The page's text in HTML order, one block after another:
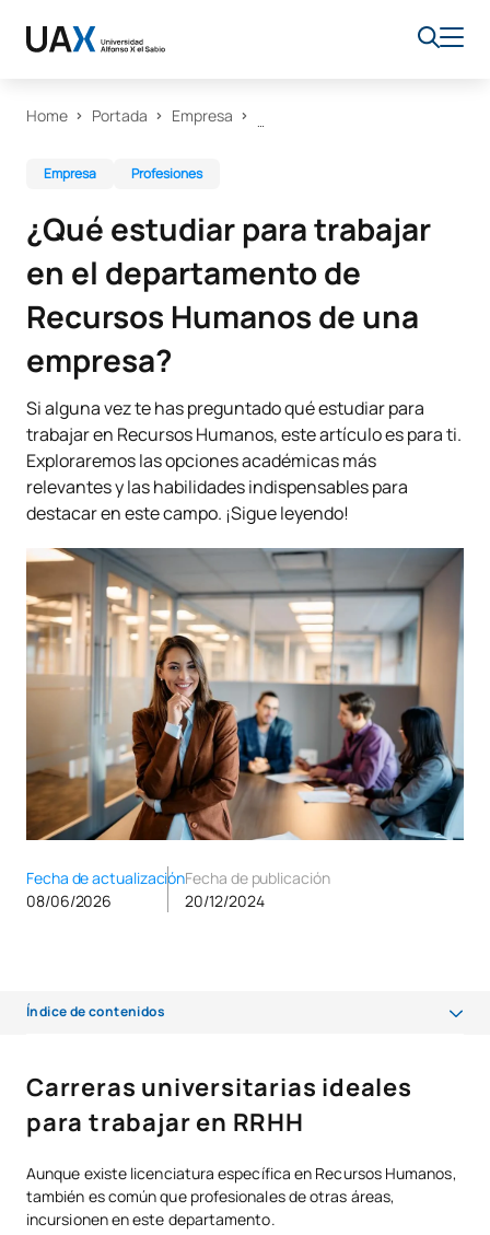
Home Portada Empresa
Empresa Profesiones
¿Qué estudiar para trabajar
en el departamento de
Recursos Humanos de una
empresa?
Si alguna vez te has preguntado qué estudiar para
trabajar en Recursos Humanos, este artículo es para ti.
Exploraremos las opciones académicas más
relevantes y las habilidades indispensables para
destacar en este campo. ¡Sigue leyendo!
Fecha de actualización
08/06/2026
Fecha de publicación
20/12/2024
Índice de contenidos
general?
¿Es necesario hacer un postgrado después?
¿Qué FP estudiar para trabajar en Recursos Humanos?
Carreras universitarias ideales
para trabajar en RRHH
Aunque existe licenciatura específica en Recursos Humanos,
también es común que profesionales de otras áreas,
incursionen en este departamento.